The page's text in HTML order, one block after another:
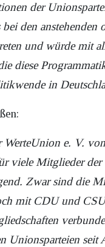
der
den anstehenden
und würde mit
diese
in
e. V.
viele Mitglieder der
Zwar sind die
mit CDU und
Unionsparteien seit